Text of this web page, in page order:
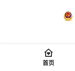
首页